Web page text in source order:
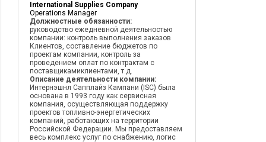
International Supplies Company
Operations Manager
Должностные обязанности:
руководство ежедневной деятельностью
компании: контроль выполнения заказов
Клиентов, составление бюджетов по
проектам компании, контроль за
проведением оплат по контрактам с
поставщикамиклиентами, т.д.
Описание деятельности компании:
Интернэшнл Сапплайз Кампани (ISC) была
основана в 1993 году как сервисная
компания, осуществляющая поддержку
проектов топливно-энергетических
компаний, работающих на территории
Российской Федерации. Мы предоставляем
весь комплекс услуг по снабжению, логис